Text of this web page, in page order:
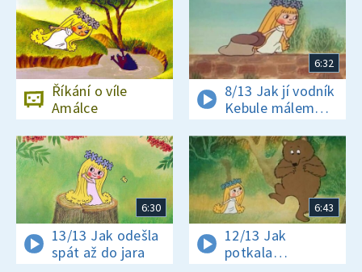
Říkání o víle
Amálce
6:32
8/13 Jak jí vodník
Kebule málem
řekl sedm
6:30
13/13 Jak odešla
spát až do jara
6:43
12/13 Jak
potkala